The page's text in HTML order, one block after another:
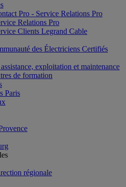
Pro - Service Relations Pro
Relations Pro
Clients Legrand Cable
des Électriciens Certifiés
exploitation et maintenance
de formation
Paris
régionale